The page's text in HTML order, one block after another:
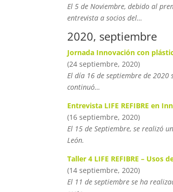
El 5 de Noviembre, debido al
entrevista a socios del…
2020, septiembre
Jornada Innovación con
(24 septiembre, 2020)
El día 16 de septiembre de
continuó…
Entrevista LIFE REFIBRE en
(16 septiembre, 2020)
El 15 de Septiembre, se realizó
León.
Taller 4 LIFE REFIBRE –
(14 septiembre, 2020)
El 11 de septiembre se ha